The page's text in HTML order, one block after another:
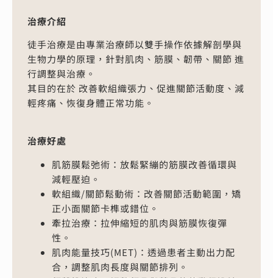
治療介紹
徒手治療是由專業治療師以雙手操作依據解剖學與
生物力學的原理，針對肌肉、筋膜、韌帶、關節 進
行調整與治療。
其目的在於 改善軟組織張力、促進關節活動度、減
輕疼痛、恢復身體正常功能。
治療好處
肌筋膜鬆弛術：放鬆緊繃的筋膜改善循環與
減輕壓迫。
軟組織/關節鬆動術：改善關節活動範圍，矯
正小面關節卡榫或錯位。
牽拉治療：拉伸縮短的肌肉與筋膜恢復彈
性。
肌肉能量技巧(MET)：透過患者主動出力配
合，調整肌肉長度與關節排列。